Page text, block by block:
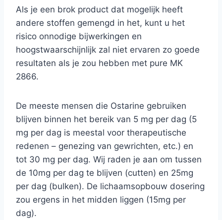
Als je een brok product dat mogelijk heeft
andere stoffen gemengd in het, kunt u het
risico onnodige bijwerkingen en
hoogstwaarschijnlijk zal niet ervaren zo goede
resultaten als je zou hebben met pure MK
2866.
De meeste mensen die Ostarine gebruiken
blijven binnen het bereik van 5 mg per dag (5
mg per dag is meestal voor therapeutische
redenen – genezing van gewrichten, etc.) en
tot 30 mg per dag. Wij raden je aan om tussen
de 10mg per dag te blijven (cutten) en 25mg
per dag (bulken). De lichaamsopbouw dosering
zou ergens in het midden liggen (15mg per
dag).